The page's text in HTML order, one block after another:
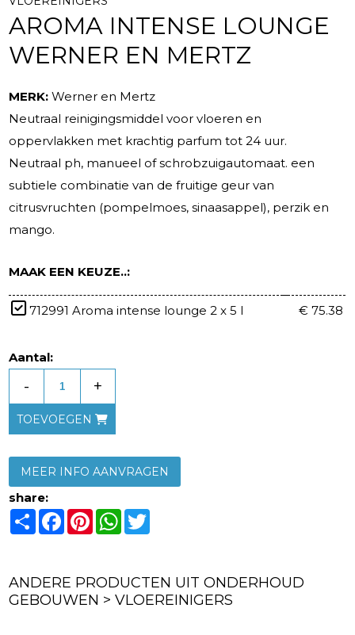
AROMA INTENSE LOUNGE
WERNER EN MERTZ
MERK: Werner en Mertz
Neutraal reinigingsmiddel voor vloeren en
oppervlakken met krachtig parfum tot 24 uur.
Neutraal ph, manueel of schrobzuigautomaat. een
subtiele combinatie van de fruitige geur van
citrusvruchten (pompelmoes, sinaasappel), perzik en
mango.
MAAK EEN KEUZE..:
712991 Aroma intense lounge 2 x 5 l € 75.38
Aantal:
- +
TOEVOEGEN
MEER INFO AANVRAGEN
share:
ShareFacebook
PinterestWhatsApp
ANDERE PRODUCTEN UIT ONDERHOUD
GEBOUWEN > VLOEREINIGERS